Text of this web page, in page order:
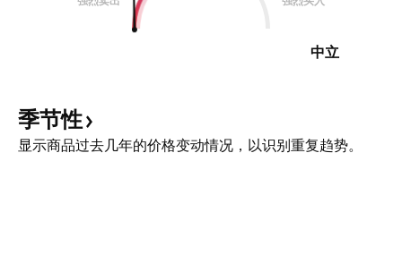
中立
季节性
显示商品过去几年的价格变动情况，以识别重复趋势。